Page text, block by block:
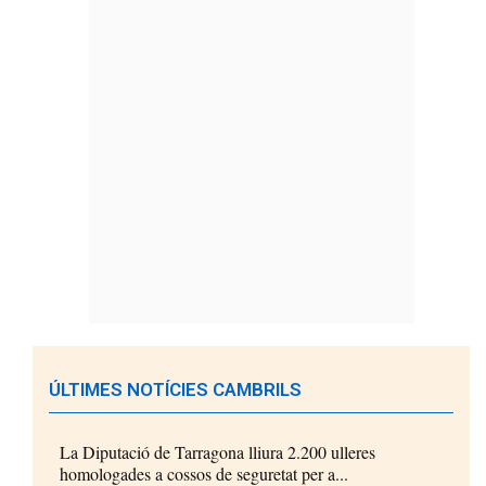
ÚLTIMES NOTÍCIES CAMBRILS
La Diputació de Tarragona lliura 2.200 ulleres
homologades a cossos de seguretat per a...